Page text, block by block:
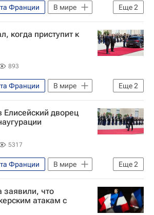
Еще2
Франции
В мире
Олланд
когда приступит к
893
Еще2
Франции
В мире
Макрон
дворец
5317
Еще2
Франции
В мире
Макрон
что
атакам с